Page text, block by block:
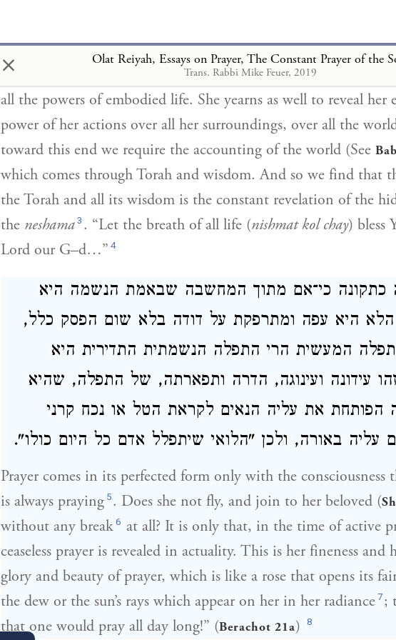
× Olat Reiyah, Essays on Prayer, The Constant Prayer of the
Trans. Rabbi Mike Feuer, 2019
The constant2prayer of theneshamastrives continually to
revealed, to spread over all the forces of life of the spirit and of
all the powers of embodied life. She yearns as well to reveal her
power of her actions over all her surroundings, over all the
toward this end we require the accounting of the world (See
which comes through Torah and wisdom. And so we find that
the Torah and all its wisdom is the constant revelation of the
the neshama3 . “Let the breath of all life (nishmat kol chay) bless
Lord our G–d…” 4
כתקונה כי־אם מתוך המחשבה שבאמת הנשמה היא
היא עפה ומתרפקת על דודה בלא שום הפסק כלל,
המעשית הרי התפלה הנשמתית התדירית היא
עידונה ועינוגה, הדרה ותפארתה, של התפלה, שהיא
את עליה הנאים לקראת הטל או נכח קרני
עליה באורה, ולכן "הלואי שיתפלל אדם כל היום כולו".
Prayer comes in its perfected form only with the consciousness
is always praying 5. Does she not fly, and join to her beloved (
without any break6 at all? It is only that, in the time of active
ceaseless prayer is revealed in actuality. This is her fineness and
glory and beauty of prayer, which is like a rose that opens its
the dew or the sun’s rays which appear on her in her radiance7;
that one would pray all day long!” (Berachot 21a) 8